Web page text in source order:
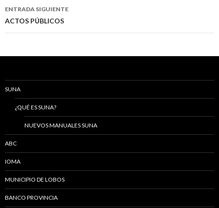
entradas
ENTRADA SIGUIENTE
ACTOS PÚBLICOS
SUNA
¿QUÉ ES SUNA?
NUEVOS MANUALES SUNA
ABC
IOMA
MUNICIPIO DE LOBOS
BANCO PROVINCIA